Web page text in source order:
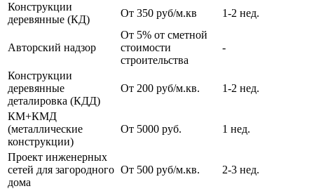
Конструкции
деревянные (КД)
От 350 руб/м.кв 1-2 нед.
Авторский надзор
От 5% от сметной
стоимости
строительства
-
Конструкции
деревянные
деталировка (КДД)
От 200 руб/м.кв. 1-2 нед.
КМ+КМД
(металлические
конструкции)
От 5000 руб. 1 нед.
Проект инженерных
сетей для загородного
дома
От 500 руб/м.кв. 2-3 нед.